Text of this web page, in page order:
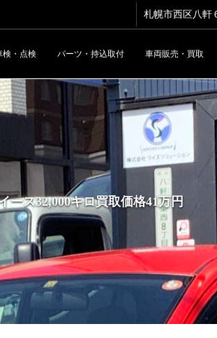
札幌市西区八軒
検・点検 パーツ・持込取付 車両販売・買取
ース32,000キロ買取価格41万円